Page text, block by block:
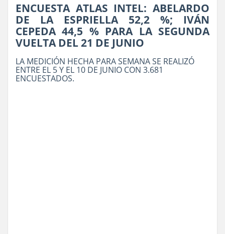
ENCUESTA ATLAS INTEL: ABELARDO
DE LA ESPRIELLA 52,2 %; IVÁN
CEPEDA 44,5 % PARA LA SEGUNDA
VUELTA DEL 21 DE JUNIO
LA MEDICIÓN HECHA PARA SEMANA SE REALIZÓ
ENTRE EL 5 Y EL 10 DE JUNIO CON 3.681
ENCUESTADOS.